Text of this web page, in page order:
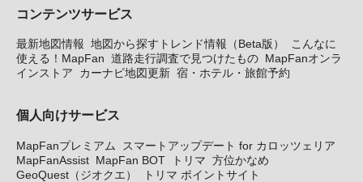
コンテンツサービス
最新地図情報 地図から探すトレンド情報（Beta版）
こんなに
使える！MapFan 道路走行調査で見つけたもの MapFanオンラ
インストア
カーナビ地図更新 宿・ホテル・旅館予約
個人向けサービス
MapFanプレミアム
スマートアップデート for カロッツェリア
MapFanAssist MapFan BOT トリマ 方位かなめ
GeoQuest（ジオクエ）
トリマ ポイントサイト